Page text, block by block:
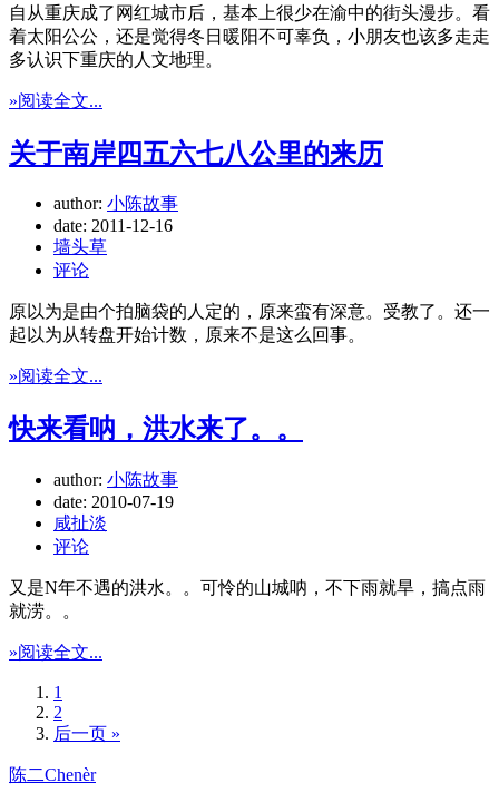
自从重庆成了网红城市后，基本上很少在渝中的街头漫步。看
着太阳公公，还是觉得冬日暖阳不可辜负，小朋友也该多走走
多认识下重庆的人文地理。
»阅读全文...
关于南岸四五六七八公里的来历
author: 小陈故事
date: 2011-12-16
墙头草
评论
原以为是由个拍脑袋的人定的，原来蛮有深意。受教了。还一
起以为从转盘开始计数，原来不是这么回事。
»阅读全文...
快来看呐，洪水来了。。
author: 小陈故事
date: 2010-07-19
咸扯淡
评论
又是N年不遇的洪水。。可怜的山城呐，不下雨就旱，搞点雨
就涝。。
»阅读全文...
1
2
后一页 »
陈二Chenèr